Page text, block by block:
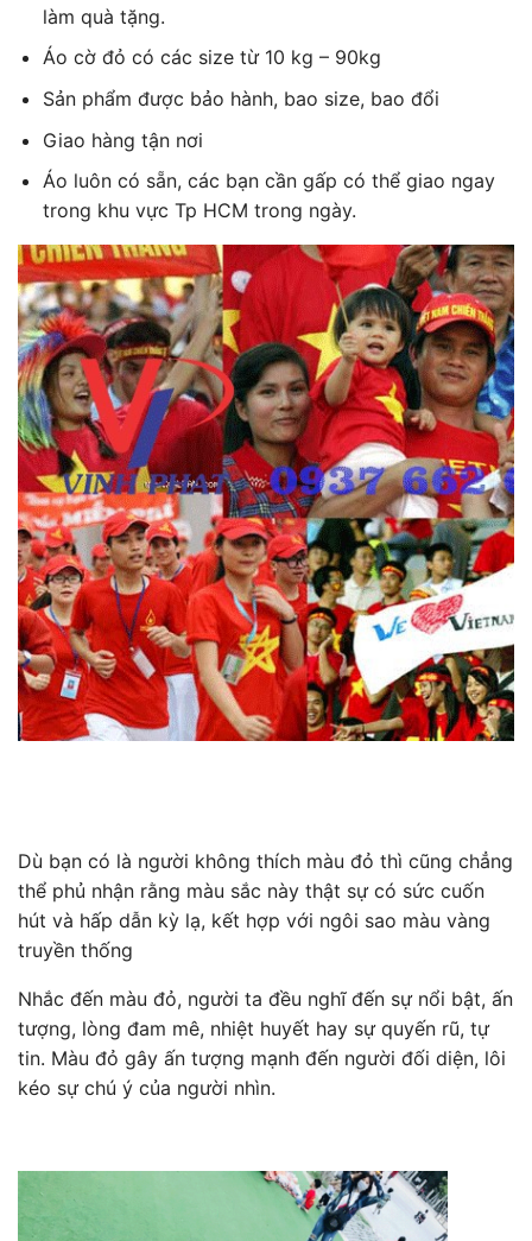
làm quà tặng.
Áo cờ đỏ có các size từ 10 kg – 90kg
Sản phẩm được bảo hành, bao size, bao đổi
Giao hàng tận nơi
Áo luôn có sẵn, các bạn cần gấp có thể giao ngay
trong khu vực Tp HCM trong ngày.
Dù bạn có là người không thích màu đỏ thì cũng chẳng
thể phủ nhận rằng màu sắc này thật sự có sức cuốn
hút và hấp dẫn kỳ lạ, kết hợp với ngôi sao màu vàng
truyền thống
Nhắc đến màu đỏ, người ta đều nghĩ đến sự nổi bật, ấn
tượng, lòng đam mê, nhiệt huyết hay sự quyến rũ, tự
tin. Màu đỏ gây ấn tượng mạnh đến người đối diện, lôi
kéo sự chú ý của người nhìn.